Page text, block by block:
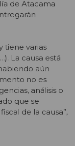
de Atacama
tiene varias
La causa está
aún
no es
análisis o
que se
de la causa”,